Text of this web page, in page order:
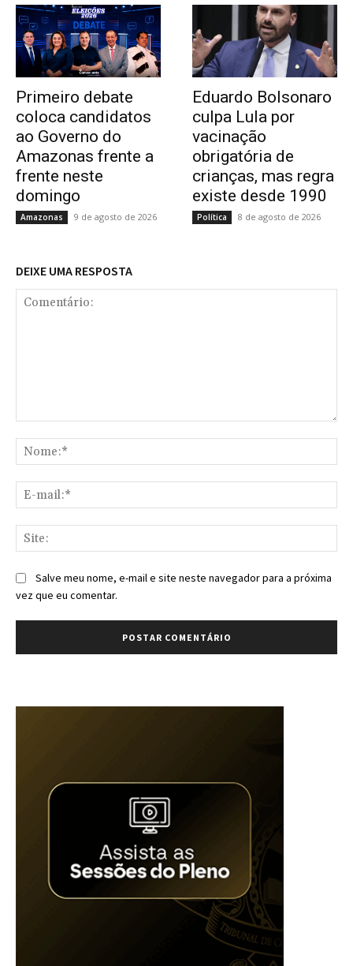
Primeiro debate
coloca candidatos
ao Governo do
Amazonas frente a
frente neste
domingo
Amazonas 9 de agosto de 2026
Eduardo Bolsonaro
culpa Lula por
vacinação
obrigatória de
crianças, mas regra
existe desde 1990
Política 8 de agosto de 2026
DEIXE UMA RESPOSTA
Salve meu nome, e-mail e site neste navegador para a próxima
vez que eu comentar.